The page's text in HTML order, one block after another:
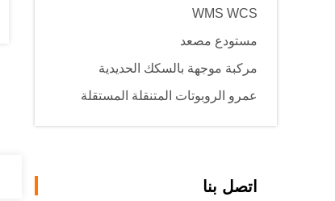
WMS WCS
مستودع مصعد
مركبة موجهة بالسكك الحديدية
عمرو الروبوتات المتنقلة المستقلة
اتصل بنا